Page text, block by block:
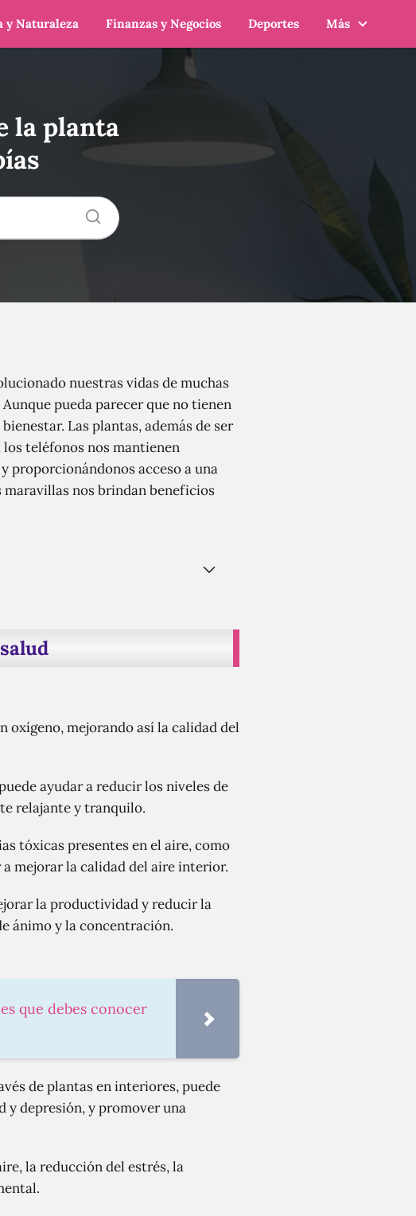
y Naturaleza Finanzas y Negocios Deportes Más
la planta
nuestras vidas de muchas
pueda parecer que no tienen
Las plantas, además de ser
teléfonos nos mantienen
proporcionándonos acceso a una
nos brindan beneficios
oxígeno, mejorando así la calidad del
ayudar a reducir los niveles de
relajante y tranquilo.
tóxicas presentes en el aire, como
mejorar la calidad del aire interior.
la productividad y reducir la
ánimo y la concentración.
que debes conocer
de plantas en interiores, puede
y depresión, y promover una
la reducción del estrés, la